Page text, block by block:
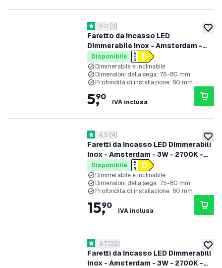
Faretto da Incasso LED
Dimmerabile Inox - Amsterdam -
3W - 2700K - ø82mm
apri il cassetto delle recensioni
5 stelle di valutazione
5.0 [3]
Disponibile
Dimmerabile e inclinabile
Dimensioni della sega: 75-80 mm
Profondità di installazione: 60 mm
5,
90
IVA inclusa
Faretti da Incasso LED Dimmerabili
Inox - Amsterdam - 3W - 2700K -
ø82mm - 3 pack
apri il cassetto delle recensioni
4.5 stelle di valutazione
4.5 [4]
Disponibile
Dimmerabile e inclinabile
Dimensioni della sega: 75-80 mm
Profondità di installazione: 60 mm
15,
90
IVA inclusa
Faretti da Incasso LED Dimmerabili
Inox - Amsterdam - 3W - 2700K -
apri il cassetto delle recensioni
4.7 stelle di valutazione
4.7 [32]